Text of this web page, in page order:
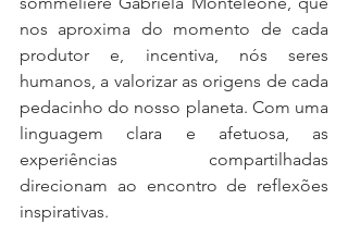
nos aproxima do momento de cada
produtor e, incentiva, nós seres
humanos, a valorizar as origens de cada
pedacinho do nosso planeta. Com uma
linguagem clara e afetuosa, as
experiências compartilhadas
direcionam ao encontro de reflexões
inspirativas.